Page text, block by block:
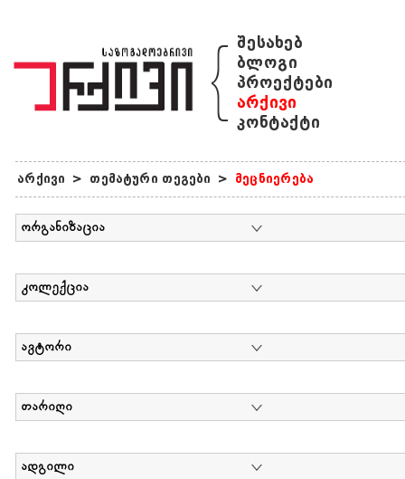
{ შესახებ
ბლოგი
პროექტები
არქივი
კონტაქტი
არქივი > თემატური თეგები > მეცნიერება
ორგანიზაცია
კოლექცია
ავტორი
თარიღი
ადგილი